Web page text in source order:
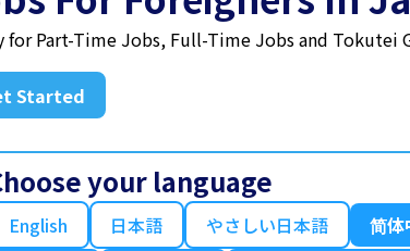
for Part-Time Jobs, Full-Time Jobs and Tokutei
Started
your language
English 日本語 やさしい日本語
简体